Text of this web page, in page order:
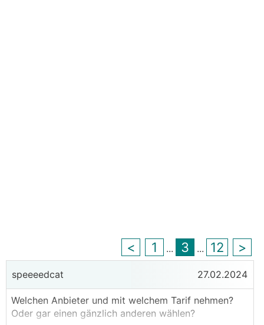
< 1 ... 3 ... 12 >
speeeedcat 27.02.2024
Welchen Anbieter und mit welchem Tarif nehmen?
Oder gar einen gänzlich anderen wählen?